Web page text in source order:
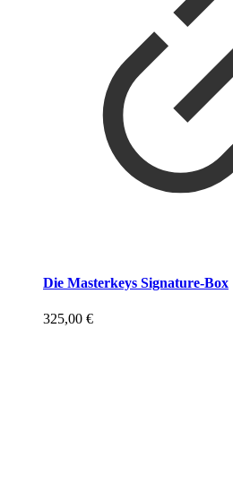
Die Masterkeys Signature-Box
325,00 €